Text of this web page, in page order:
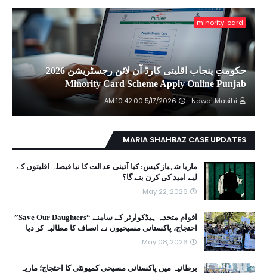
minority-card
حکومتِ پنجاب اقلیتی کارڈ آن لائن رجسٹریشن 2026
Minority Card Scheme Apply Online Punjab
Nawai Masihi
5/17/2026 10:42:00 AM
MARIA SHAHBAZ CASE UPDATES
ماریا شہباز کیس: کیا آئینی عدالت کا نیا فیصلہ اقلیتوں کے
لیے امید کی کرن بنے گا؟
May 22, 2026
اقوام متحدہ ہیڈکوارٹر کے سامنے “Save Our Daughters”
احتجاج، پاکستانی مسیحیوں نے انصاف کا مطالبہ کر دیا
May 08, 2026
برطانیہ میں پاکستانی مسیحی کمیونٹی کا احتجاج؛ ماریہ